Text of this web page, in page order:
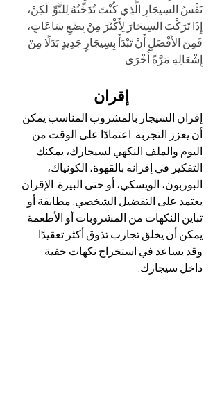
نَفْسُ السِيجَارِ الَّذِي كُنْتَ تُدَخِّنُهُ لِلتَّوِّ. لَكِنْ،
إِذَا تَرَكْتَ السِيجَارَ لِأَكْثَرَ مِنْ بِضْعِ سَاعَاتٍ،
فَمِنَ الأَفْضَلِ أَنْ تَبْدَأَ بِسِيجَارٍ جَدِيدٍ بَدَلًا مِنْ
إِشْعَالِهِ مَرَّةً أُخْرَى
إقران
إقران السيجار بالمشروب المناسب يمكن
أن يعزز التجربة. اعتمادًا على الوقت من
اليوم والملف النكهي لسيجارك، يمكنك
التفكير في إقرانه بالقهوة، الكونياك،
البوربون، الويسكي، أو حتى البيرة. الإقران
يعتمد على التفضيل الشخصي. مطابقة أو
تباين النكهات من المشروبات أو الأطعمة
يمكن أن يخلق تجارب تذوق أكثر تعقيدًا
وقد يساعد في استخراج نكهات خفية
داخل سيجارك.